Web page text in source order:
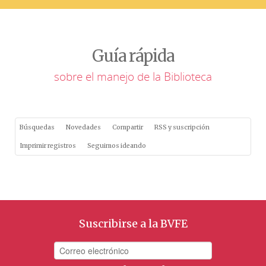
Guía rápida
sobre el manejo de la Biblioteca
Búsquedas Novedades Compartir RSS y suscripción
Imprimir registros Seguimos ideando
Suscribirse a la BVFE